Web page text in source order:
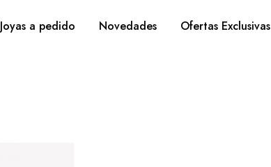
⁠Joyas a pedido Novedades Ofertas Exclusivas